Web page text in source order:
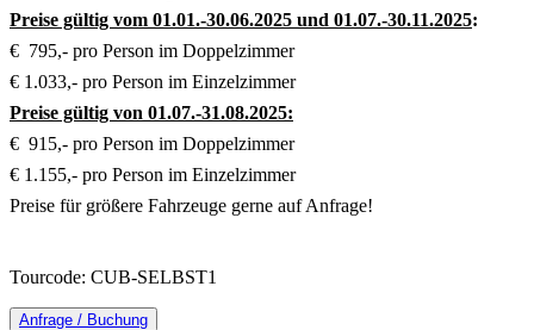
Preise gültig vom 01.01.-30.06.2025 und 01.07.-30.11.2025:
€ 795,- pro Person im Doppelzimmer
€ 1.033,- pro Person im Einzelzimmer
Preise gültig von 01.07.-31.08.2025:
€ 915,- pro Person im Doppelzimmer
€ 1.155,- pro Person im Einzelzimmer
Preise für größere Fahrzeuge gerne auf Anfrage!
Tourcode: CUB-SELBST1
Anfrage / Buchung